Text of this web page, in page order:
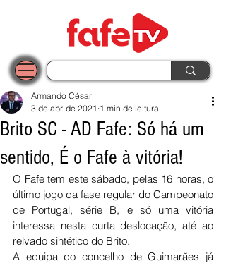
Brito SC - AD Fafe: Só há um
sentido, É o Fafe à vitória!
Armando César
3 de abr. de 2021 1 min de leitura
O Fafe tem este sábado, pelas 16 horas, o
último jogo da fase regular do Campeonato
de Portugal, série B, e só uma vitória
interessa nesta curta deslocação, até ao
relvado sintético do Brito.
A equipa do concelho de Guimarães já